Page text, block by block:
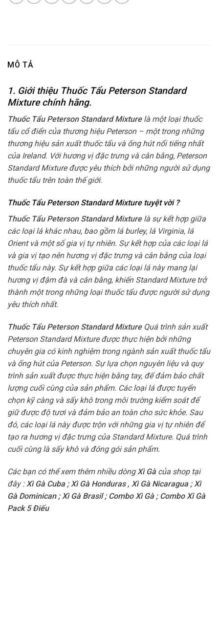
MÔ TẢ
1. Giới thiệu Thuốc Tẩu Peterson Standard
Mixture chính hãng.
Thuốc Tẩu Peterson Standard Mixture là một loại thuốc
tẩu cổ điển của thương hiệu Peterson – một trong những
thương hiệu sản xuất thuốc tẩu và ống hút nổi tiếng nhất
của Ireland. Với hương vị đặc trưng và cân bằng, Peterson
Standard Mixture được yêu thích bởi những người sử dụng
thuốc tẩu trên toàn thế giới.
Thuốc Tẩu Peterson Standard Mixture tuyệt vời ?
Thuốc Tẩu Peterson Standard Mixture là sự kết hợp giữa
các loại lá khác nhau, bao gồm lá burley, lá Virginia, lá
Orient và một số gia vị tự nhiên. Sự kết hợp của các loại lá
và gia vị tạo nên hương vị đặc trưng và cân bằng của loại
thuốc tẩu này. Sự kết hợp giữa các loại lá này mang lại
hương vị đậm đà và cân bằng, khiến Standard Mixture trở
thành một trong những loại thuốc tẩu được người sử dụng
yêu thích nhất.
Thuốc Tẩu Peterson Standard Mixture Quá trình sản xuất
Peterson Standard Mixture được thực hiện bởi những
chuyên gia có kinh nghiệm trong ngành sản xuất thuốc tẩu
và ống hút của Peterson. Sự lựa chọn nguyên liệu và quy
trình sản xuất được thực hiện bằng tay, để đảm bảo chất
lượng cuối cùng của sản phẩm. Các loại lá được tuyển
chọn kỹ càng và sấy khô trong môi trường kiểm soát để
giữ được độ tươi và đảm bảo an toàn cho sức khỏe. Sau
đó, các loại lá này được trộn với những gia vị tự nhiên để
tạo ra hương vị đặc trưng của Standard Mixture. Quá trình
cuối cùng là sấy khô và đóng gói sản phẩm.
Các bạn có thể xem thêm nhiều dòng Xì Gàcủa shop tại
đây : Xì Gà Cuba; Xì Gà Honduras, Xì Gà Nicaragua; Xì
Gà Dominican; Xì Gà Brasil; Combo Xì Gà; Combo Xì Gà
Pack 5 Điếu